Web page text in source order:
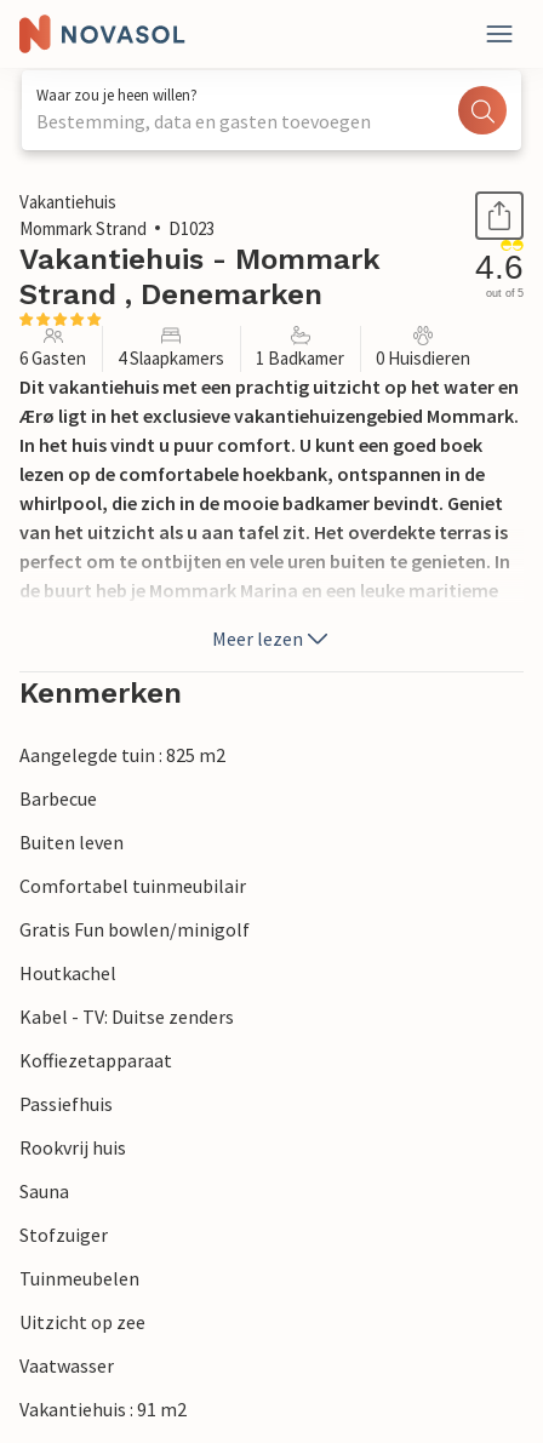
Waar zou je heen willen?
Bestemming, data en gasten toevoegen
1 / 28
Vakantiehuis
Mommark Strand
D1023
Vakantiehuis - Mommark
Strand , Denemarken
4.6
out of 5
6 Gasten 4 Slaapkamers 1 Badkamer 0 Huisdieren
Dit vakantiehuis met een prachtig uitzicht op het water en
Ærø ligt in het exclusieve vakantiehuizengebied Mommark.
In het huis vindt u puur comfort. U kunt een goed boek
lezen op de comfortabele hoekbank, ontspannen in de
whirlpool, die zich in de mooie badkamer bevindt. Geniet
van het uitzicht als u aan tafel zit. Het overdekte terras is
perfect om te ontbijten en vele uren buiten te genieten. In
de buurt heb je Mommark Marina en een leuke maritieme
eetgelegenheden, allemaal op loopafstand van het huis.
Vlakbij ligt ook Sønderborg met een leuk centrum en
havenpromenade. In Augustenborg kunt u golfen. U kunt
ligt op 200 m afstand.
Meer lezen
Kenmerken
Aangelegde tuin : 825 m2
Barbecue
Buiten leven
Comfortabel tuinmeubilair
Gratis Fun bowlen/minigolf
Houtkachel
Kabel - TV: Duitse zenders
Koffiezetapparaat
Passiefhuis
Rookvrij huis
Sauna
Stofzuiger
Tuinmeubelen
Uitzicht op zee
Vaatwasser
Vakantiehuis : 91 m2